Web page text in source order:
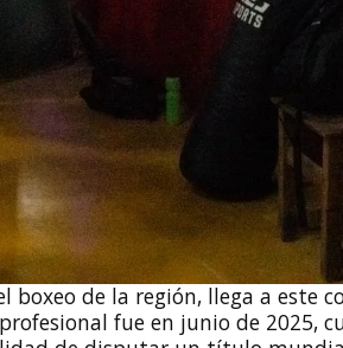
boxeo de la región, llega a este
fue en junio de 2025,